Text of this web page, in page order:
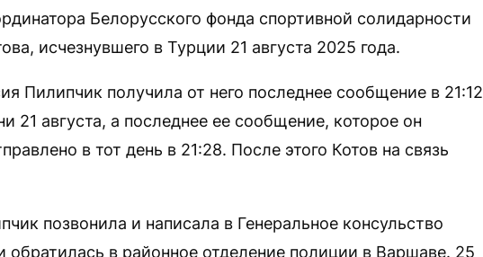
Белорусского фонда спортивной солидарности
исчезнувшего в Турции 21 августа 2025 года.
Пилипчик получила от него последнее сообщение в 21:12
21 августа, а последнее ее сообщение, которое он
в тот день в 21:28. После этого Котов на связь
позвонила и написала в Генеральное консульство
в районное отделение полиции в Варшаве. 25